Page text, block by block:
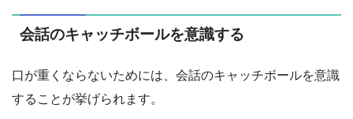
会話のキャッチボールを意識する
口が重くならないためには、会話のキャッチボールを意識
することが挙げられます。